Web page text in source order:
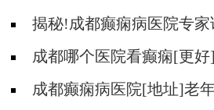
癫痫治疗要注意什么?
揭秘!成都癫痫病医院专
病的遗传给孩子?
成都哪个医院看癫痫[更
不良反应是什么?
成都癫痫病医院[地址]老